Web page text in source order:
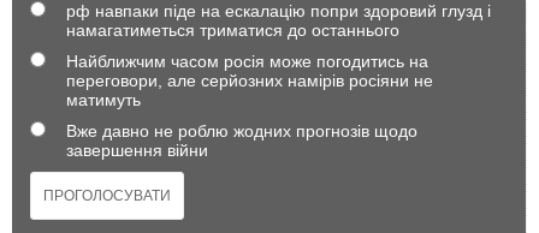
рф навпаки піде на ескалацію попри здоровий глузд і
намагатиметься триматися до останнього
Найближчим часом росія може погодитись на
переговори, але серйозних намірів росіяни не
матимуть
Вже давно не роблю жодних прогнозів щодо
завершення війни